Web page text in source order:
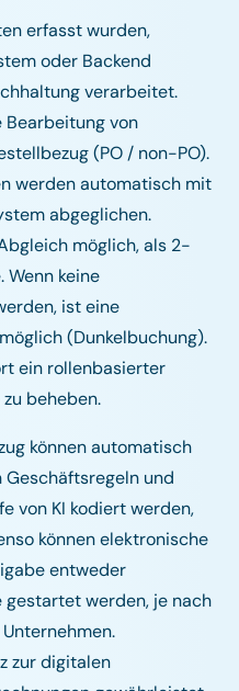
erfasst wurden,
oder Backend
verarbeitet.
von
(PO / non-PO).
werden automatisch mit
abgeglichen.
möglich, als 2-
Wenn keine
ist eine
(Dunkelbuchung).
ein rollenbasierter
beheben.
können automatisch
und
von KI kodiert werden,
können elektronische
entweder
werden, je nach
zur digitalen